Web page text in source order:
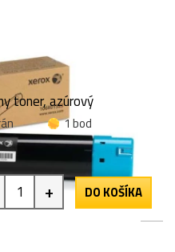
toner, azúrový
1 bod
+ DO KOŠÍKA